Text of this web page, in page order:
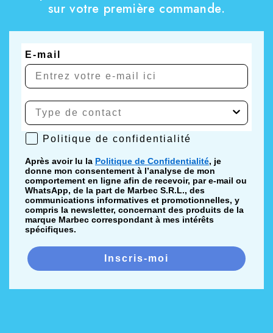
sur votre première commande.
E-mail
Politique de confidentialité
Politique de confidentialité
Après avoir lu la Politique de Confidentialité, je
donne mon consentement à l’analyse de mon
comportement en ligne afin de recevoir, par e-mail ou
WhatsApp, de la part de Marbec S.R.L., des
communications informatives et promotionnelles, y
compris la newsletter, concernant des produits de la
marque Marbec correspondant à mes intérêts
spécifiques.
Inscris-moi